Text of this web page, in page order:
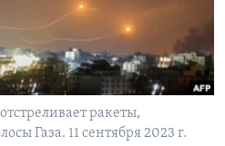
ракеты,
Газа. 11 сентября 2023 г.